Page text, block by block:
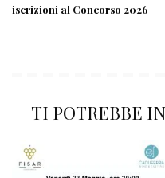
iscrizioni al Concorso 2026
TI POTREBBE